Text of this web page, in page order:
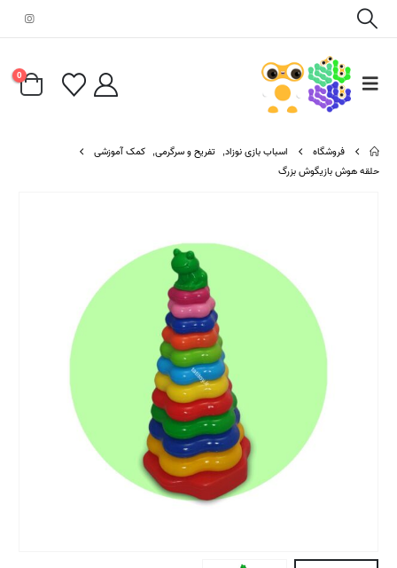
0
فروشگاه اسباب بازی نوزاد, تفریح و سرگرمی, کمک آموزشی
حلقه هوش بازیگوش بزرگ